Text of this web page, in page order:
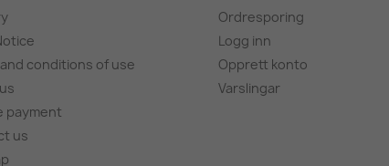
conditions of use
payment
us
Ordresporing
Logg inn
Opprett konto
Varslingar